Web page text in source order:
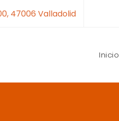
47006 Valladolid
Inicio